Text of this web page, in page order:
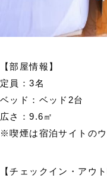
【部屋情報】
定員：3名
ベッド：ベッド2台
広さ：9.6㎡
※喫煙は宿泊サイトの
【チェックイン・アウト